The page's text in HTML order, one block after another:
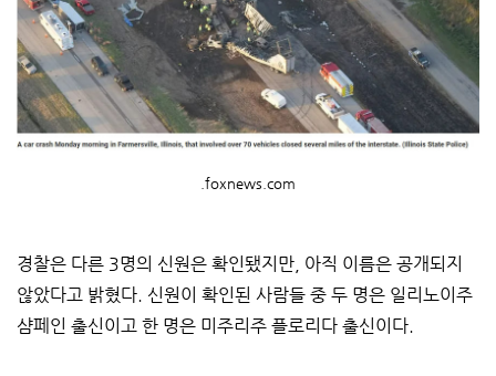
.foxnews.com
경찰은 다른 3명의 신원은 확인됐지만, 아직 이름은 공개되지
않았다고 밝혔다. 신원이 확인된 사람들 중 두 명은 일리노이주
샴페인 출신이고 한 명은 미주리주 플로리다 출신이다.